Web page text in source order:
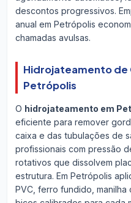
descontos progressivos.
anual em Petrópolis
chamadas avulsas.
Hidrojateamento de
Petrópolis
O hidrojateamento em
eficiente para remover
caixa e das tubulações de
profissionais com pressão
rotativos que dissolvem
estrutura. Em Petrópolis
PVC, ferro fundido,